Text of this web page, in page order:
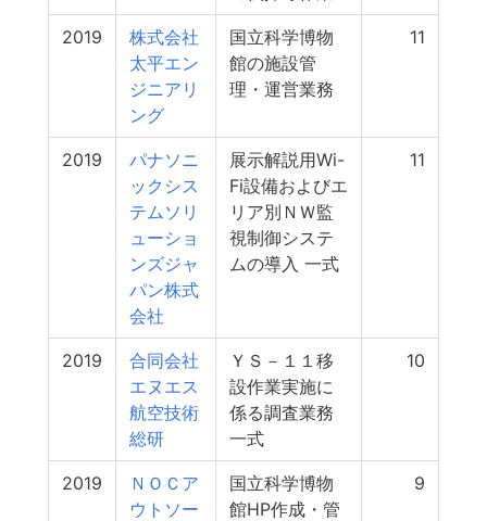
2019
株式会社
太平エン
ジニアリ
ング
国立科学博物
館の施設管
理・運営業務
11
2019
パナソニ
ックシス
テムソリ
ューショ
ンズジャ
パン株式
会社
展示解説用Wi-
Fi設備およびエ
リア別ＮＷ監
視制御システ
ムの導入 一式
11
2019
合同会社
エヌエス
航空技術
総研
ＹＳ－１１移
設作業実施に
係る調査業務
一式
10
2019
ＮＯＣア
ウトソー
国立科学博物
館HP作成・管
9